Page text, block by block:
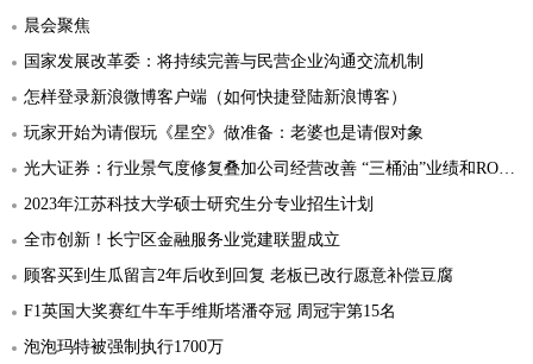
晨会聚焦
国家发展改革委：将持续完善与民营企业沟通交流机制
怎样登录新浪微博客户端（如何快捷登陆新浪博客）
玩家开始为请假玩《星空》做准备：老婆也是请假对象
光大证券：行业景气度修复叠加公司经营改善 “三桶油”业绩和ROE迎来上升
2023年江苏科技大学硕士研究生分专业招生计划
全市创新！长宁区金融服务业党建联盟成立
顾客买到生瓜留言2年后收到回复 老板已改行愿意补偿豆腐
F1英国大奖赛红牛车手维斯塔潘夺冠 周冠宇第15名
泡泡玛特被强制执行1700万